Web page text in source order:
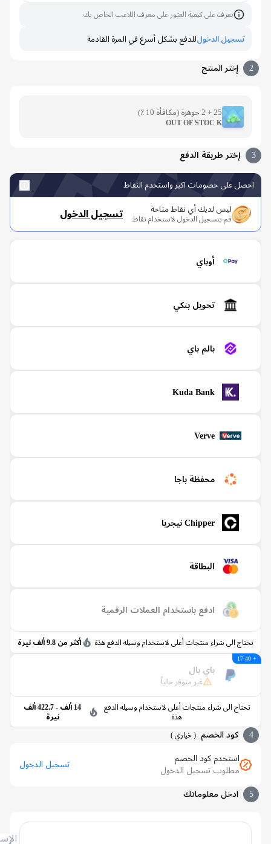
تعرف على كيفية العثور على معرف اللاعب الخاص بك
تسجيل الدخول للدفع بشكل أسرع في المرة القادمة
إختر المنتج
25 + 2 جوهرة (مكافأة 10 ٪)
OUT OF STOC K
إختر طريقة الدفع
على خصومات اكبر واستخدم النقاط
ليس لديك أي نقاط متاحة
قم بتسجيل الدخول لاستخدام نقاط تسجيل الدخول
أوباي
تحويل بنكي
بالم باي
Kuda Bank
Verve
محفظة باجا
Chipper نيجريا
البطاقة
ادفع باستخدام العملات الرقمية
الى شراء منتجات أعلى لاستخدام وسيله الدفع هذة أكثر من 9.8 ألف نيرة
باي بال
غير متوفر حالياً
الى شراء منتجات أعلى لاستخدام وسيله الدفع
14 ألف - 422.7 ألف
كود الخصم (خياري )
استخدم كود الخصم
مطلوب تسجيل الدخول
تسجيل الدخول
ادخل معلوماتك